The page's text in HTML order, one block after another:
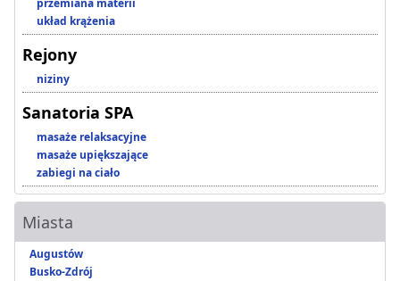
przemiana materii
układ krążenia
Rejony
niziny
Sanatoria SPA
masaże relaksacyjne
masaże upiększające
zabiegi na ciało
Miasta
Augustów
Busko-Zdrój